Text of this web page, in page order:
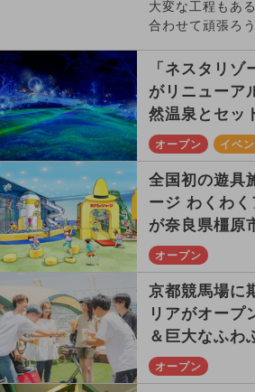
大変な工程もあ
合わせて頑張ろう
「ネスタリゾ
がリニュー
然温泉とセッ
オープン イベ
全国初の遊具
ージ わくわく
が奈良県橿原
オープン
京都競馬場に
リアがオー
＆巨大なふわ
オープン